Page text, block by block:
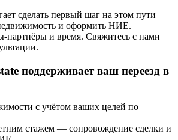
сделать первый шаг на этом пути —
и оформить НИЕ.
и время. Свяжитесь с нами
поддерживает ваш переезд в
с учётом ваших целей по
стажем — сопровождение сделки и